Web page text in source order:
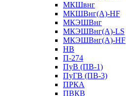
МКШвнг
МКШВнг(А)-HF
МКЭШВнг
МКЭШВнг(А)-LS
МКЭШВнг(А)-HF
НВ
П-274
ПуВ (ПВ-1)
ПуГВ (ПВ-3)
ПРКА
ПВКВ